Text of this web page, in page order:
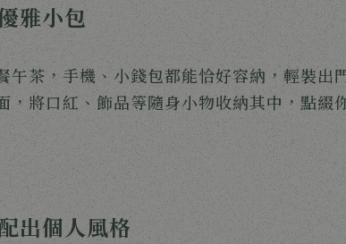
雅小包
茶，手機、小錢包都能恰好容納，輕裝出
將口紅、飾品等隨身小物收納其中，點綴
出個人風格